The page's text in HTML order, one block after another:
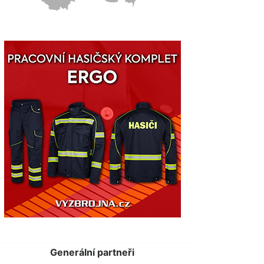
Generální partneři